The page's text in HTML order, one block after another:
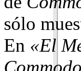
sólo
En «El